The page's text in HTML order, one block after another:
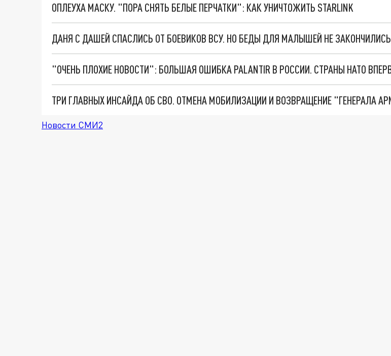
ОПЛЕУХА МАСКУ. "ПОРА СНЯТЬ БЕЛЫЕ ПЕРЧАТКИ": КАК УНИЧТОЖИТЬ STARLINK
ДАНЯ С ДАШЕЙ СПАСЛИСЬ ОТ БОЕВИКОВ ВСУ. НО БЕДЫ ДЛЯ МАЛЫШЕЙ НЕ ЗАКОНЧИЛИСЬ
Новости СМИ2